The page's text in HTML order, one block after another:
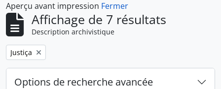
Aperçu avant impression Fermer
Affichage de 7 résultats
Description archivistique
Remove filter:
Justiça
Options de recherche avancée